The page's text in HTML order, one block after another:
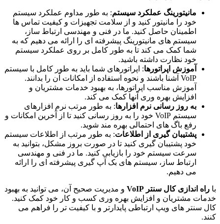
مانیتورینگ عملکرد سیستم: به طور مداوم عملکرد سیستم
خود را مانیتور کنید و از سلامت تجهیزات و کیفیت تماس ها
اطمینان حاصل کنید. ما در فنی و مهندسی ارتباط ساز،
سیستم های مانیتورینگ پیشرفته ای را ارائه می دهیم که به
شما کمک می کند تا به طور کامل بر روی عملکرد سیستم
خود نظارت داشته باشید.
آموزش اپراتورها: اپراتورهای شما باید به طور کامل با سیستم
VoIP آشنا باشند و نحوه استفاده از امکانات آن را بدانند.
آموزش مناسب اپراتورها، به بهبود خدمات مشتریان و
افزایش بهره وری آنها کمک می کند.
به روز رسانی نرم افزارها: به طور مرتب نرم افزارهای
سیستم VoIP خود را به روز رسانی کنید تا از آخرین امکانات و
رفع باگ های احتمالی بهره مند شوید.
پشتیبان گیری از اطلاعات: به طور مرتب از اطلاعات سیستم
خود پشتیبان گیری کنید تا در صورت بروز مشکل، بتوانید به
سرعت سیستم خود را بازیابی کنید. ما در فنی و مهندسی
ارتباط ساز، سیستم های بک آپ گیری پیشرفته ای را ارائه
می دهیم.
با راه اندازی کال سنتر VoIP
و مدیریت صحیح آن، می توانید به بهبود
خدمات مشتریان و افزایش بهره وری کسب و کار خود کمک کنید.
کال سنتر های ویپ ارتباطی پایدارتر و با کیفیت تر را فراهم می
کنند.